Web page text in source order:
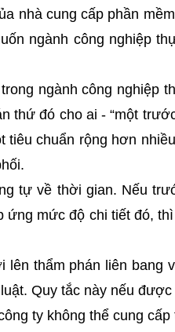
nhà cung cấp phần
ngành công nghiệp
ngành công nghiệp
thứ đó cho ai - “một
chuẩn rộng hơn
tự về thời gian. Nếu
ứng mức độ chi tiết đó,
thẩm phán liên bang
Quy tắc này nếu
ty không thể cung